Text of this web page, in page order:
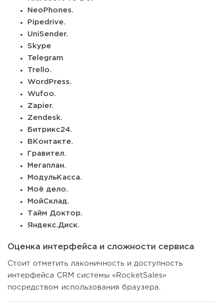
NeoPhones.
Pipedrive.
UniSender.
Skype
Telegram
Trello.
WordPress.
Wufoo.
Zapier.
Zendesk.
Битрикс24.
ВКонтакте.
Гравител.
Мегаплан.
МодульКасса.
Моё дело.
МойСклад.
Тайм Доктор.
Яндекс.Диск.
Оценка интерфейса и сложности сервиса
Стоит отметить лаконичность и доступность
интерфейса CRM системы «RocketSales»
посредством использования браузера.